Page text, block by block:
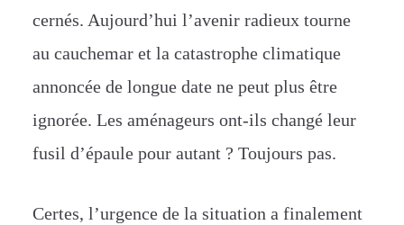
cernés. Aujourd’hui l’avenir radieux tourne
au cauchemar et la catastrophe climatique
annoncée de longue date ne peut plus être
ignorée. Les aménageurs ont-ils changé leur
fusil d’épaule pour autant ? Toujours pas.
Certes, l’urgence de la situation a finalement